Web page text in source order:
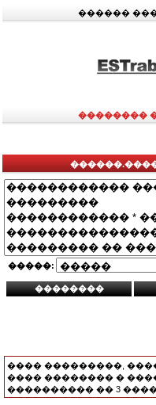
������
��������
�����:
���� ���������,
���� �������� �
���������� �� 3